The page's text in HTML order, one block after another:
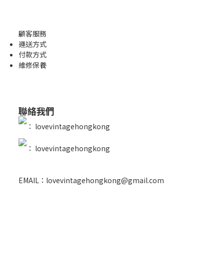
顧客服務
運送方式
付款方式
維修保養
聯絡我們
： lovevintagehongkong
： lovevintagehongkong
EMAIL：lovevintagehongkong@gmail.com